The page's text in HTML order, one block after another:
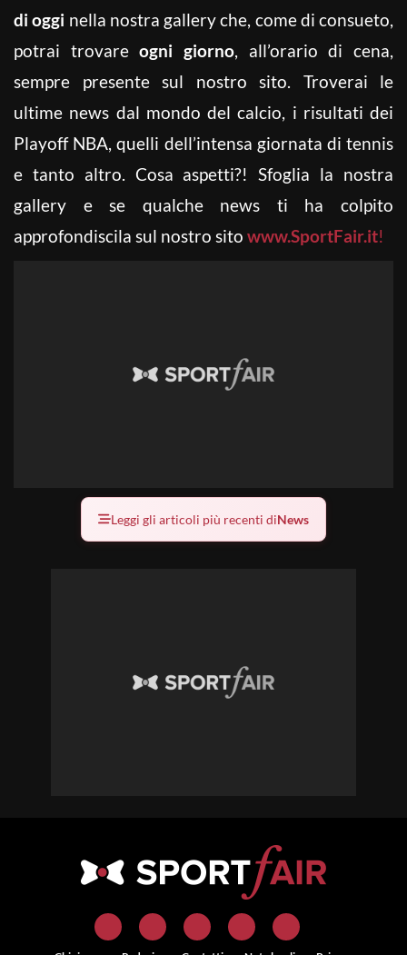
di oggi nella nostra gallery che, come di consueto,
potrai trovareogni giorno, all’orario di cena,
sempre presente sul nostro sito. Troverai le
ultime news dal mondo del calcio, i risultati dei
Playoff NBA, quelli dell’intensa giornata di tennis
e tanto altro. Cosa aspetti?! Sfoglia la nostra
gallery e se qualche news ti ha colpito
approfondiscila sul nostro sito www.SportFair.it!
Leggi gli articoli più recenti diNews